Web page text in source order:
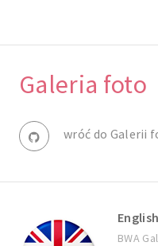
Galeria foto
wróć do Galerii
BWA